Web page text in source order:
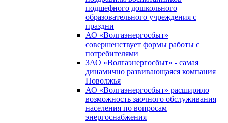
подшефного дошкольного
образовательного учреждения с
праздни
АО «Волгаэнергосбыт»
совершенствует формы работы с
потребителями
ЗАО «Волгаэнергосбыт» - самая
динамично развивающаяся компания
Поволжья
АО «Волгаэнергосбыт» расширило
возможность заочного обслуживания
населения по вопросам
энергоснабжения